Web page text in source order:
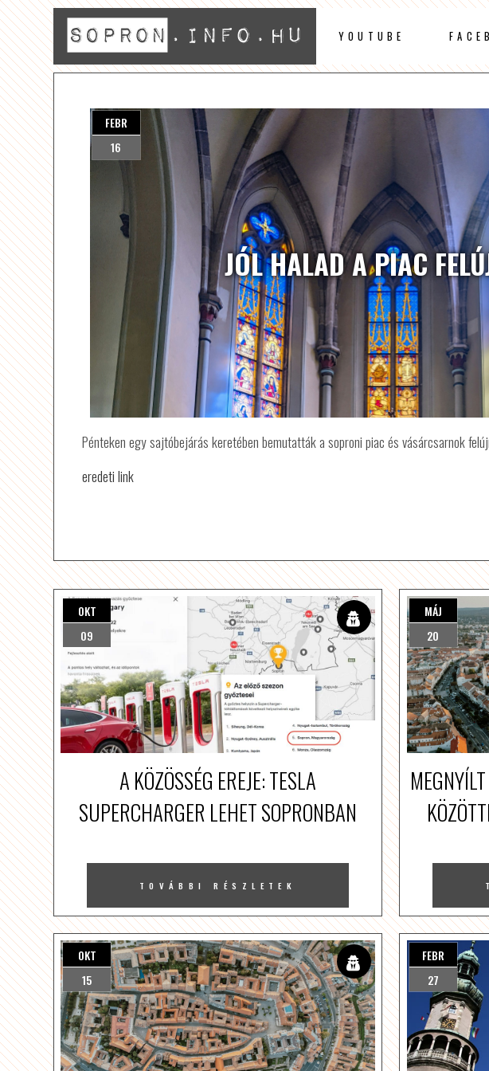
YOUTUBE
JÓL HALAD A PIAC
FEBR
16
Pénteken egy sajtóbejárás keretében bemutatták a soproni piac és vásárcsarnok
eredeti link
OKT
09
A KÖZÖSSÉG EREJE: TESLA
SUPERCHARGER LEHET SOPRONBAN
TOVÁBBI RÉSZLETEK
MÁJ
20
OKT
15
FEBR
27